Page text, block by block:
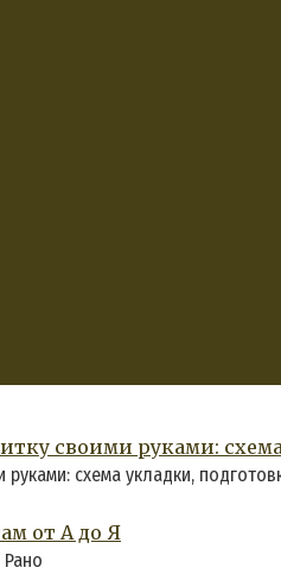
своими руками:
схема укладки,
от А до Я